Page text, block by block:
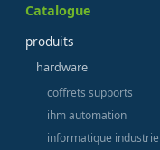
Catalogue
produits
hardware
coffrets supports
ihm automation
informatique